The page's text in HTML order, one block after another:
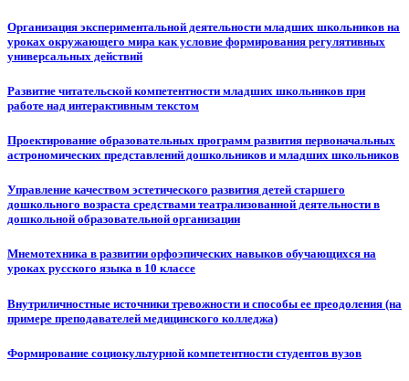
Организация экспериментальной деятельности младших школьников на
уроках окружающего мира как условие формирования регулятивных
универсальных действий
Развитие читательской компетентности младших школьников при
работе над интерактивным текстом
Проектирование образовательных программ развития первоначальных
астрономических представлений дошкольников и младших школьников
Управление качеством эстетического развития детей старшего
дошкольного возраста средствами театрализованной деятельности в
дошкольной образовательной организации
Мнемотехника в развитии орфоэпических навыков обучающихся на
уроках русского языка в 10 классе
Внутриличностные источники тревожности и способы ее преодоления (на
примере преподавателей медицинского колледжа)
Формирование социокультурной компетентности студентов вузов